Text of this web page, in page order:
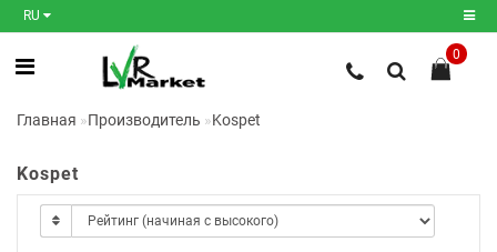
RU
Регистрация
0
Главная Производитель Kospet
Kospet